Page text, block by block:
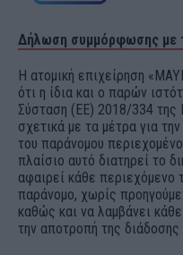
Δήλωση συμμόρφωσης με
Η ατομική επιχείρηση
ότι η ίδια και ο παρών
Σύσταση (ΕΕ) 2018/334 της
σχετικά με τα μέτρα για
του παράνομου
πλαίσιο αυτό διατηρεί το
αφαιρεί κάθε περιεχόμενο
παράνομο, χωρίς
καθώς και να λαμβάνει
την αποτροπή της